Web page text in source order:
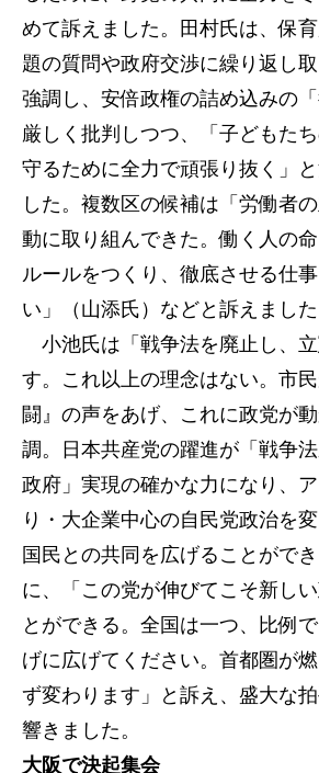
めて訴えました。田村氏は、保
題の質問や政府交渉に繰り返し
強調し、安倍政権の詰め込みの
厳しく批判しつつ、「子どもた
守るために全力で頑張り抜く」
した。複数区の候補は「労働者
動に取り組んできた。働く人の
ルールをつくり、徹底させる仕
い」（山添氏）などと訴えました
小池氏は「戦争法を廃止し、
す。これ以上の理念はない。市
闘』の声をあげ、これに政党が
調。日本共産党の躍進が「戦争
政府」実現の確かな力になり、
り・大企業中心の自民党政治を変
国民との共同を広げることがで
に、「この党が伸びてこそ新し
とができる。全国は一つ、比例
げに広げてください。首都圏が
ず変わります」と訴え、盛大な
響きました。
大阪で決起集会